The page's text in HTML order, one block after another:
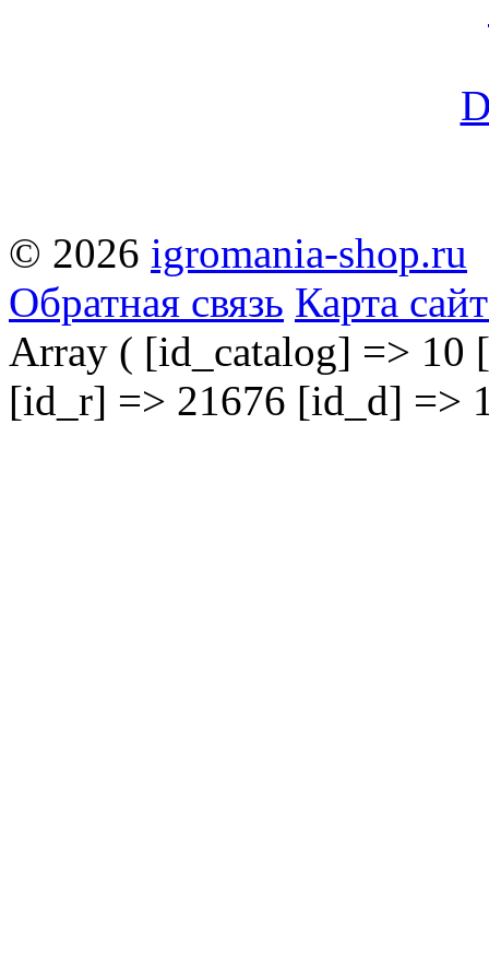
© 2026 igromania-shop.ru
Обратная связь Карта
Array ( [id_catalog] =>
[id_r] => 21676 [id_d] =>